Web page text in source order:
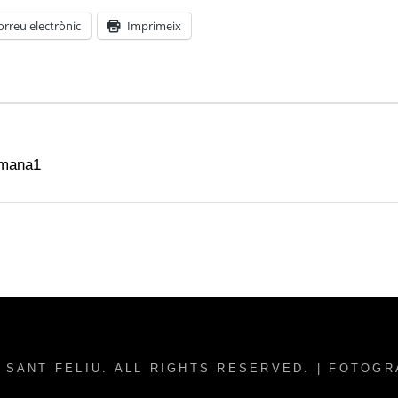
electrònic Imprimeix
SANT FELIU . ALL RIGHTS RESERVED. |